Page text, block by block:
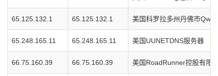
65.125.132.1 65.125.132.1 美国科罗拉多州丹佛市
65.248.165.11 65.248.165.11 美国UUNETDNS服务器
66.75.160.39 66.75.160.39 美国RoadRunner控股有限